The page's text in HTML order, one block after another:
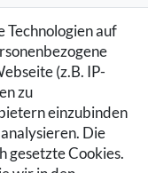
Technologien auf
(z.B. IP-
zu
einzubinden
Die
Cookies.